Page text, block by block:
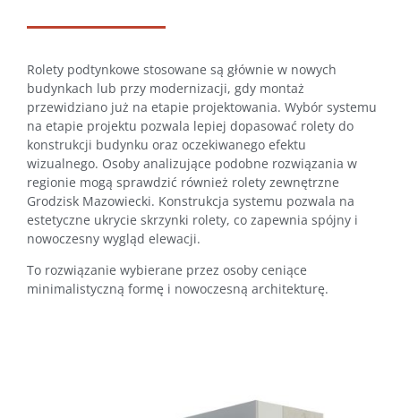
Rolety podtynkowe stosowane są głównie w nowych
budynkach lub przy modernizacji, gdy montaż
przewidziano już na etapie projektowania. Wybór systemu
na etapie projektu pozwala lepiej dopasować rolety do
konstrukcji budynku oraz oczekiwanego efektu
wizualnego. Osoby analizujące podobne rozwiązania w
regionie mogą sprawdzić również rolety zewnętrzne
Grodzisk Mazowiecki. Konstrukcja systemu pozwala na
estetyczne ukrycie skrzynki rolety, co zapewnia spójny i
nowoczesny wygląd elewacji.
To rozwiązanie wybierane przez osoby ceniące
minimalistyczną formę i nowoczesną architekturę.